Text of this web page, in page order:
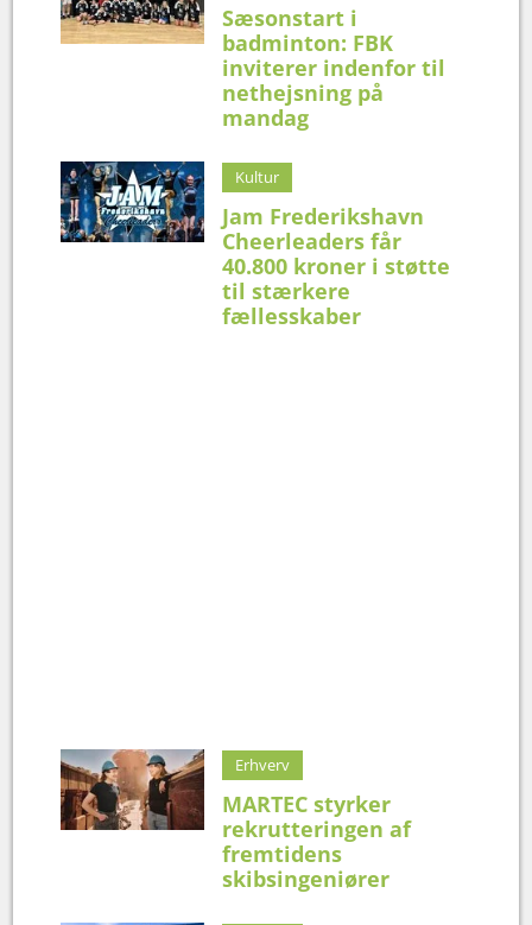
Sæsonstart i
badminton: FBK
inviterer indenfor til
nethejsning på
mandag
Kultur
Jam Frederikshavn
Cheerleaders får
40.800 kroner i støtte
til stærkere
fællesskaber
Erhverv
MARTEC styrker
rekrutteringen af
fremtidens
skibsingeniører